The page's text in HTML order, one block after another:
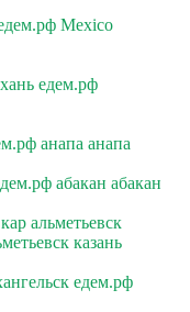
Mexico
едем.рф
анапа анапа
абакан абакан
альметьевск
казань
едем.рф